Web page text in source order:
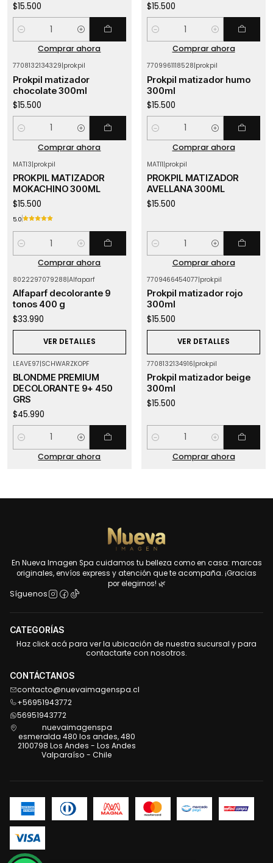
$15.500
Cantidad
Comprar ahora
$15.500
Cantidad
Comprar ahora
7708132134329|prokpil
Prokpil matizador
chocolate 300ml
$15.500
Cantidad
Comprar ahora
7709961118528|prokpil
Prokpil matizador humo
300ml
$15.500
Cantidad
Comprar ahora
MATI3|prokpil
PROKPIL MATIZADOR
MOKACHINO 300ML
$15.500
5.0
Cantidad
Comprar ahora
MATI1|prokpil
PROKPIL MATIZADOR
AVELLANA 300ML
$15.500
Cantidad
Comprar ahora
8022297079288|Alfaparf
Alfaparf decolorante 9
tonos 400 g
$33.990
VER DETALLES
7709466454077|prokpil
Prokpil matizador rojo
300ml
$15.500
VER DETALLES
LEAVE97|SCHWARZKOPF
BLONDME PREMIUM
DECOLORANTE 9+ 450
GRS
$45.990
Cantidad
Comprar ahora
7708132134916|prokpil
Prokpil matizador beige
300ml
$15.500
Cantidad
Comprar ahora
En Nueva Imagen Spa cuidamos tu belleza como en casa: marcas
originales, envíos express y atención que te acompaña. ¡Gracias
por elegirnos! 🌿
Síguenos
CATEGORÍAS
Haz click acá para ver la ubicación de nuestra sucursal y para
contactarte con nosotros.
CONTÁCTANOS
contacto@nuevaimagenspa.cl
+56951943772
56951943772
nuevaimagenspa
esmeralda 480 los andes, 480
2100798 Los Andes - Los Andes
Valparaíso - Chile